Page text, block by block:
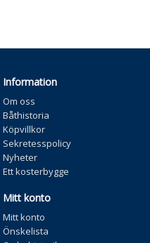
Information
Om oss
Båthistoria
Köpvillkor
Sekretesspolicy
Nyheter
Ett kosterbygge
Mitt konto
Mitt konto
Önskelista